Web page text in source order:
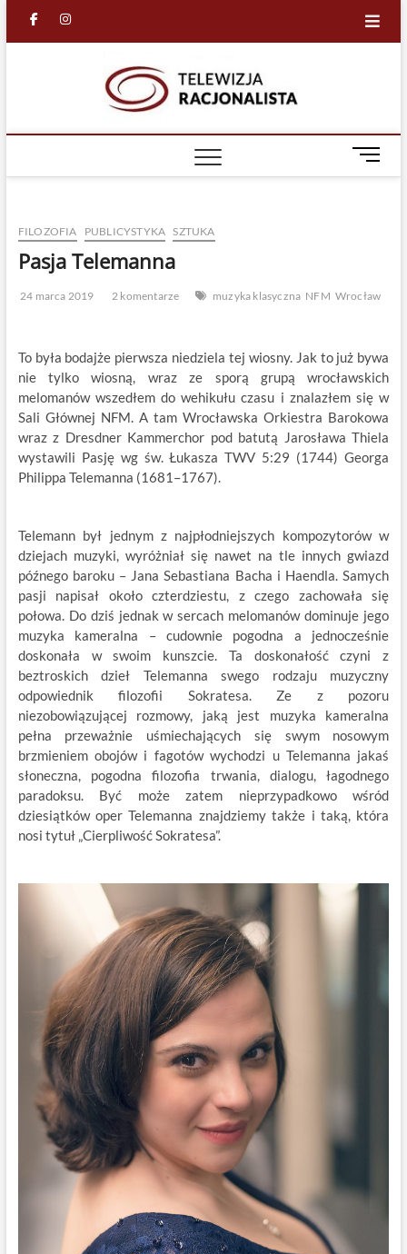
facebook
in
M
e
t
FILOZOFIA PUBLICYSTYKA SZTUKA
Pasja Telemanna
24 marca 2019 2 komentarze muzyka klasyczna NFM Wrocław
To była bodajże pierwsza niedziela tej wiosny. Jak to już bywa
nie tylko wiosną, wraz ze sporą grupą wrocławskich
melomanów wszedłem do wehikułu czasu i znalazłem się w
Sali Głównej NFM. A tam Wrocławska Orkiestra Barokowa
wraz z Dresdner Kammerchor pod batutą Jarosława Thiela
wystawili Pasję wg św. Łukasza TWV 5:29 (1744) Georga
Philippa Telemanna (1681–1767).
Telemann był jednym z najpłodniejszych kompozytorów w
dziejach muzyki, wyróżniał się nawet na tle innych gwiazd
późnego baroku – Jana Sebastiana Bacha i Haendla. Samych
pasji napisał około czterdziestu, z czego zachowała się
połowa. Do dziś jednak w sercach melomanów dominuje jego
muzyka kameralna – cudownie pogodna a jednocześnie
doskonała w swoim kunszcie. Ta doskonałość czyni z
beztroskich dzieł Telemanna swego rodzaju muzyczny
odpowiednik filozofii Sokratesa. Ze z pozoru
niezobowiązującej rozmowy, jaką jest muzyka kameralna
pełna przeważnie uśmiechających się swym nosowym
brzmieniem obojów i fagotów wychodzi u Telemanna jakaś
słoneczna, pogodna filozofia trwania, dialogu, łagodnego
paradoksu. Być może zatem nieprzypadkowo wśród
dziesiątków oper Telemanna znajdziemy także i taką, która
nosi tytuł „Cierpliwość Sokratesa”.